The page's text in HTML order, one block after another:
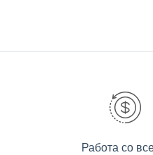
Работа со